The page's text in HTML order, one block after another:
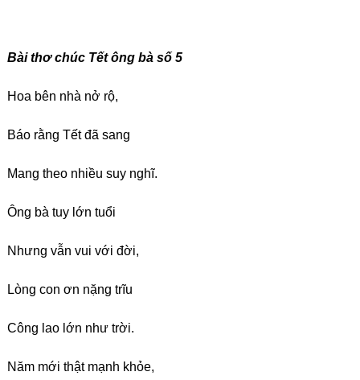
Bài thơ chúc Tết ông bà số 5
Hoa bên nhà nở rộ,
Báo rằng Tết đã sang
Mang theo nhiều suy nghĩ.
Ông bà tuy lớn tuổi
Nhưng vẫn vui với đời,
Lòng con ơn nặng trĩu
Công lao lớn như trời.
Năm mới thật mạnh khỏe,